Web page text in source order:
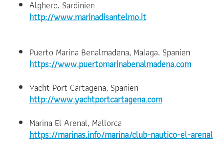
Alghero, Sardinien
http://www.marinadisantelmo.it
Puerto Marina Benalmadena, Malaga, Spanien
https://www.puertomarinabenalmadena.com
Yacht Port Cartagena, Spanien
http://www.yachtportcartagena.com
Marina El Arenal, Mallorca
https://marinas.info/marina/club-nautico-el-arenal